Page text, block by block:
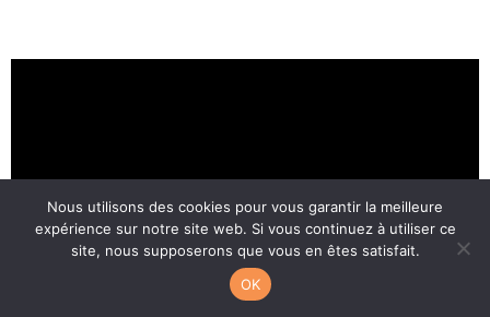
Nous utilisons des cookies pour vous garantir la meilleure
expérience sur notre site web. Si vous continuez à utiliser ce
site, nous supposerons que vous en êtes satisfait.
OK